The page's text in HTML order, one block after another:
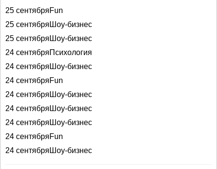
25 сентябряFun
25 сентябряШоу-бизнес
25 сентябряШоу-бизнес
24 сентябряПсихология
24 сентябряШоу-бизнес
24 сентябряFun
24 сентябряШоу-бизнес
24 сентябряШоу-бизнес
24 сентябряШоу-бизнес
24 сентябряFun
24 сентябряШоу-бизнес